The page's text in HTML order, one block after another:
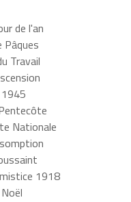
de l'an
Pâques
Travail
Nationale
1918